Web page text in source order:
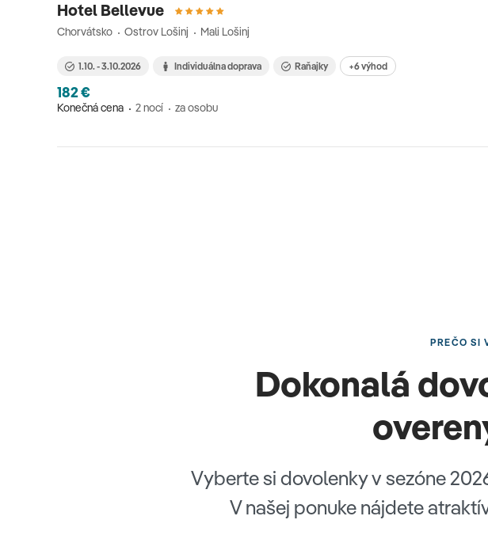
Hotel Bellevue
Chorvátsko Ostrov Lošinj Mali Lošinj
1.10. - 3.10.2026 Individuálna doprava Raňajky +6 výhod
182 €
Konečná cena 2 nocí za osobu
PREČO SI
Dokonalá
Vyberte si dovolenky v sezóne
V našej ponuke nájdete